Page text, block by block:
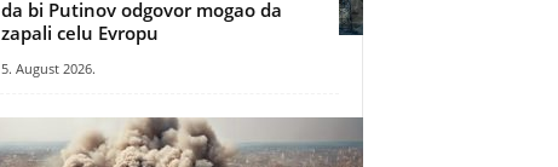
da bi Putinov odgovor mogao da
zapali celu Evropu
5. August 2026.